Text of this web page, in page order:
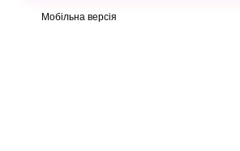
Лазер Хауз до косметолога, дерматолога,
Мобільна версія